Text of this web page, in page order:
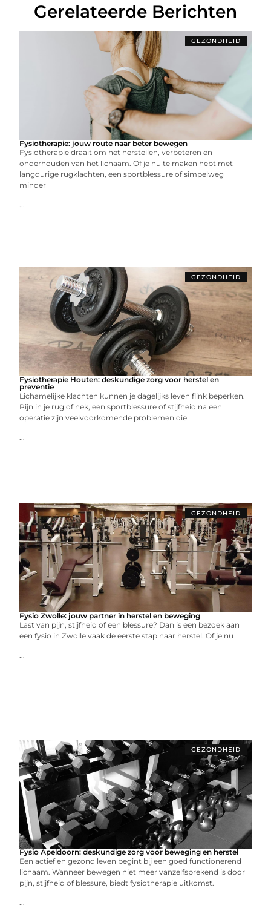
Gerelateerde Berichten
GEZONDHEID
Fysiotherapie: jouw route naar beter bewegen
Fysiotherapie draait om het herstellen, verbeteren en
onderhouden van het lichaam. Of je nu te maken hebt met
langdurige rugklachten, een sportblessure of simpelweg
minder
...
GEZONDHEID
Fysiotherapie Houten: deskundige zorg voor herstel en
preventie
Lichamelijke klachten kunnen je dagelijks leven flink beperken.
Pijn in je rug of nek, een sportblessure of stijfheid na een
operatie zijn veelvoorkomende problemen die
...
GEZONDHEID
Fysio Zwolle: jouw partner in herstel en beweging
Last van pijn, stijfheid of een blessure? Dan is een bezoek aan
een fysio in Zwolle vaak de eerste stap naar herstel. Of je nu
...
GEZONDHEID
Fysio Apeldoorn: deskundige zorg voor beweging en herstel
Een actief en gezond leven begint bij een goed functionerend
lichaam. Wanneer bewegen niet meer vanzelfsprekend is door
pijn, stijfheid of blessure, biedt fysiotherapie uitkomst.
...